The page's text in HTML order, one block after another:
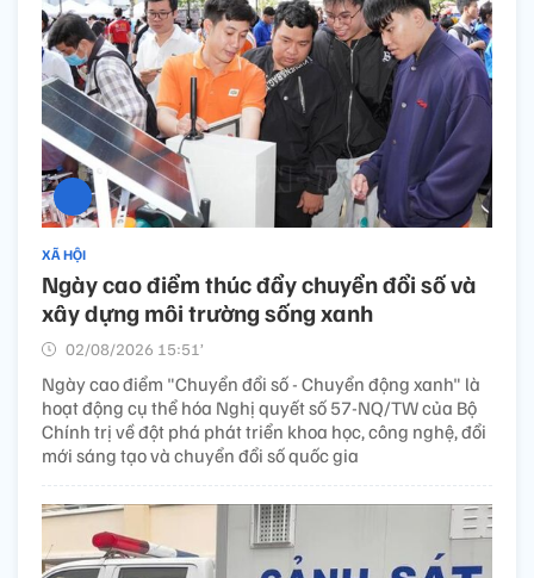
XÃ HỘI
Ngày cao điểm thúc đẩy chuyển đổi số và
xây dựng môi trường sống xanh
02/08/2026 15:51’
Ngày cao điểm "Chuyển đổi số - Chuyển động xanh" là
hoạt động cụ thể hóa Nghị quyết số 57-NQ/TW của Bộ
Chính trị về đột phá phát triển khoa học, công nghệ, đổi
mới sáng tạo và chuyển đổi số quốc gia